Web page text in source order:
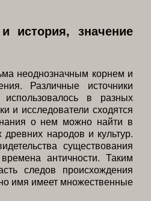
история, значение
неоднозначным корнем и
Различные источники
в разных
и исследователи сходятся
о нем можно найти в
народов и культур.
существования
античности. Таким
следов происхождения
имя имеет множественные